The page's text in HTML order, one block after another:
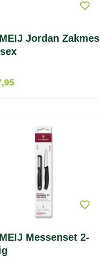
Jordan Zakmes
Messenset 2-